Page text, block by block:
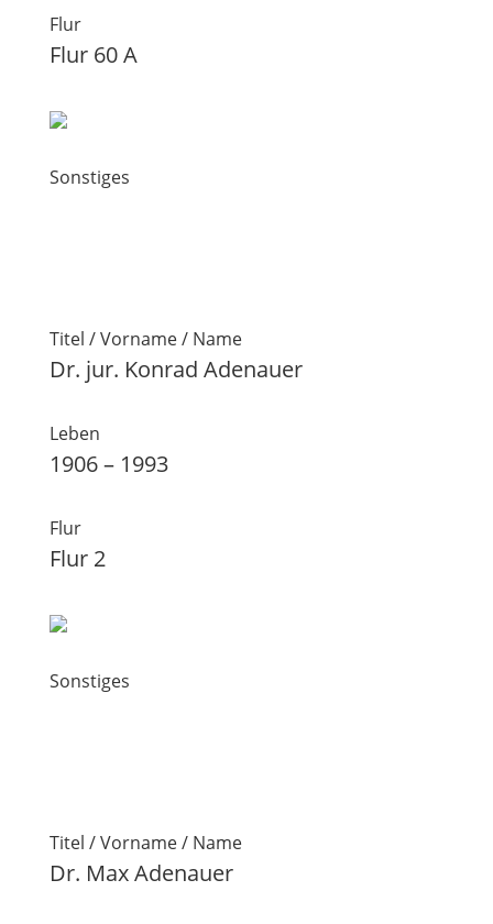
Flur
Flur 60 A
Sonstiges
Titel / Vorname / Name
Dr. jur. Konrad Adenauer
Leben
1906 – 1993
Flur
Flur 2
Sonstiges
Titel / Vorname / Name
Dr. Max Adenauer